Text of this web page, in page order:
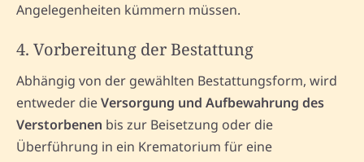
Angelegenheiten kümmern müssen.
4. Vorbereitung der Bestattung
Abhängig von der gewählten Bestattungsform, wird
entweder dieVersorgung und Aufbewahrung des
Verstorbenen bis zur Beisetzung oder die
Überführung in ein Krematorium für eine